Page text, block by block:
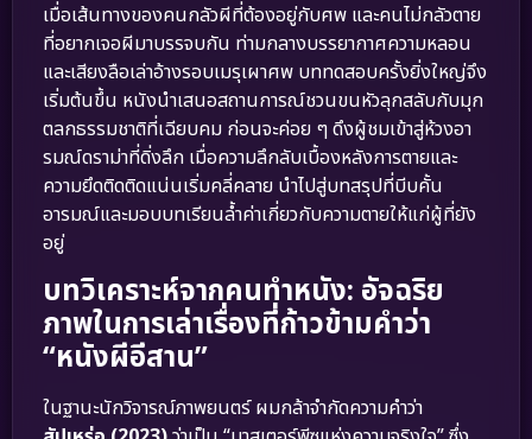
เมื่อเส้นทางของคนกลัวผีที่ต้องอยู่กับศพ และคนไม่กลัวตาย
ที่อยากเจอผีมาบรรจบกัน ท่ามกลางบรรยากาศความหลอน
และเสียงลือเล่าอ้างรอบเมรุเผาศพ บททดสอบครั้งยิ่งใหญ่จึง
เริ่มต้นขึ้น หนังนำเสนอสถานการณ์ชวนขนหัวลุกสลับกับมุก
ตลกธรรมชาติที่เฉียบคม ก่อนจะค่อย ๆ ดึงผู้ชมเข้าสู่ห้วงอา
รมณ์ดราม่าที่ดิ่งลึก เมื่อความลึกลับเบื้องหลังการตายและ
ความยึดติดติดแน่นเริ่มคลี่คลาย นำไปสู่บทสรุปที่บีบคั้น
อารมณ์และมอบบทเรียนล้ำค่าเกี่ยวกับความตายให้แก่ผู้ที่ยัง
อยู่
บทวิเคราะห์จากคนทำหนัง: อัจฉริย
ภาพในการเล่าเรื่องที่ก้าวข้ามคำว่า
“หนังผีอีสาน”
ในฐานะนักวิจารณ์ภาพยนตร์ ผมกล้าจำกัดความคำว่า